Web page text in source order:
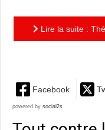
Lire la suite :
Facebook
powered by social2s